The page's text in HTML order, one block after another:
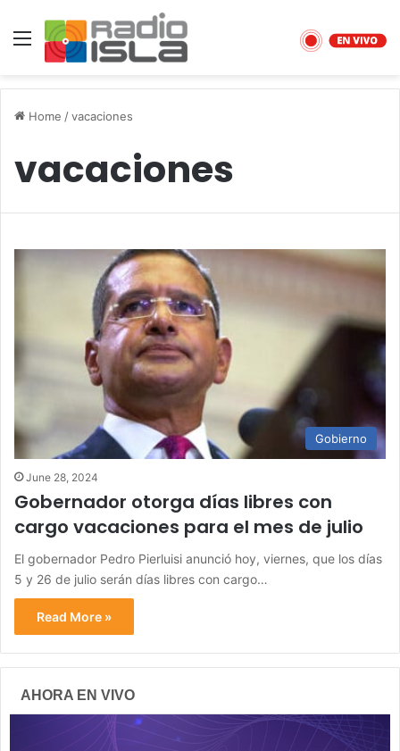
Menu
Home /vacaciones
vacaciones
Gobierno
June 28, 2024
Gobernador otorga días libres con
cargo vacaciones para el mes de julio
El gobernador Pedro Pierluisi anunció hoy, viernes, que los días
5 y 26 de julio serán días libres con cargo…
Read More »
AHORA EN VIVO